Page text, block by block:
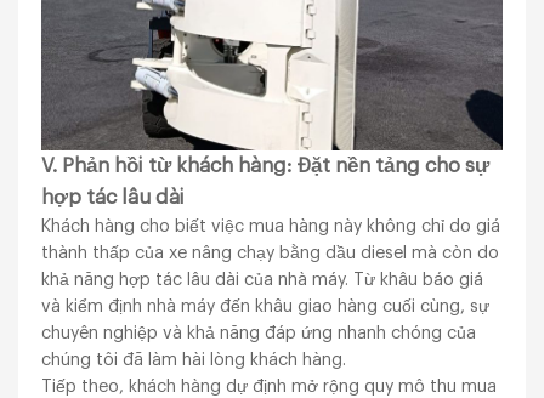
V. Phản hồi từ khách hàng: Đặt nền tảng cho sự
hợp tác lâu dài
Khách hàng cho biết việc mua hàng này không chỉ do giá
thành thấp của xe nâng chạy bằng dầu diesel mà còn do
khả năng hợp tác lâu dài của nhà máy. Từ khâu báo giá
và kiểm định nhà máy đến khâu giao hàng cuối cùng, sự
chuyên nghiệp và khả năng đáp ứng nhanh chóng của
chúng tôi đã làm hài lòng khách hàng.
Tiếp theo, khách hàng dự định mở rộng quy mô thu mua